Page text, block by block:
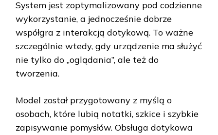
System jest zoptymalizowany pod codzienne
wykorzystanie, a jednocześnie dobrze
współgra z interakcją dotykową. To ważne
szczególnie wtedy, gdy urządzenie ma służyć
nie tylko do „oglądania”, ale też do
tworzenia.
Model został przygotowany z myślą o
osobach, które lubią notatki, szkice i szybkie
zapisywanie pomysłów. Obsługa dotykowa